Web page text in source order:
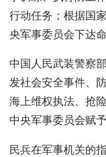
行动任务；根据国
央军事委员会下达
中国人民武装警察
发社会安全事件、
海上维权执法、抢
中央军事委员会赋
民兵在军事机关的